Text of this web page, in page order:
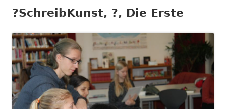
?️SchreibKunst, ?, Die Erste